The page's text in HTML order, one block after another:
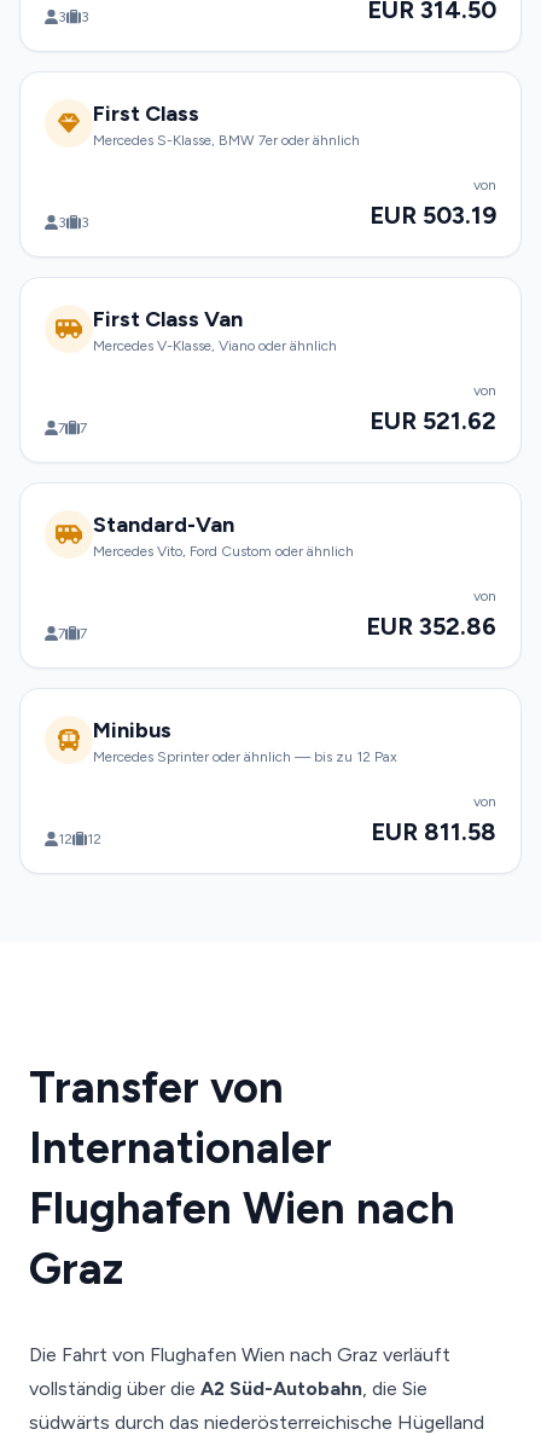
3 3 EUR 314.50
First Class
Mercedes S-Klasse, BMW 7er oder ähnlich
3 3
von
EUR 503.19
First Class Van
Mercedes V-Klasse, Viano oder ähnlich
7 7
von
EUR 521.62
Standard-Van
Mercedes Vito, Ford Custom oder ähnlich
7 7
von
EUR 352.86
Minibus
Mercedes Sprinter oder ähnlich — bis zu 12 Pax
12 12
von
EUR 811.58
Transfer von
Internationaler
Flughafen Wien nach
Graz
Die Fahrt von Flughafen Wien nach Graz verläuft
vollständig über die A2 Süd-Autobahn, die Sie
südwärts durch das niederösterreichische Hügelland